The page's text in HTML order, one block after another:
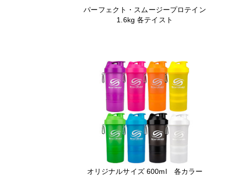
パーフェクト・スムージープロテイン
1.6kg 各テイスト
オリジナルサイズ 600ml 各カラー